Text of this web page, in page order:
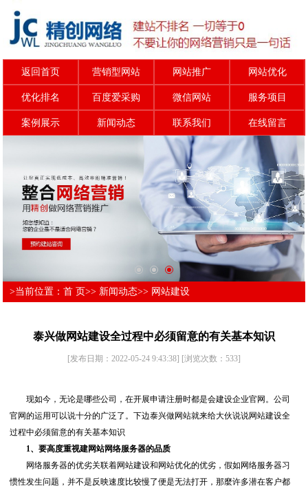
返回首页 营销型网站 网站推广 网站优化
优化排名 百度爱采购 微信网站 服务项目
案例展示 新闻动态 联系我们 在线留言
>当前位置：首 页>> 新闻动态>> 网站建设
泰兴做网站建设全过程中必须留意的有关基本知识
[发布日期：2022-05-24 9:43:38] [浏览次数： 533]
现如今，无论是哪些公司，在开展申请注册时都是会建设企业官网。公司
官网的运用可以说十分的广泛了。下边泰兴做网站就来给大伙说说网站建设全
过程中必须留意的有关基本知识
1、要高度重视建网站网络服务器的品质
网络服务器的优劣关联着网站建设和网站优化的优劣，假如网络服务器习
惯性发生问题，并不是反映速度比较慢了便是无法打开，那麼许多潜在客户都